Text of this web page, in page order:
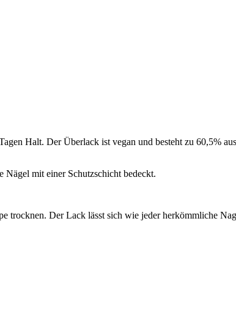
Halt. Der Überlack ist vegan und besteht zu 60,5%
Nägel mit einer Schutzschicht bedeckt.
Der Lack lässt sich wie jeder herkömmliche